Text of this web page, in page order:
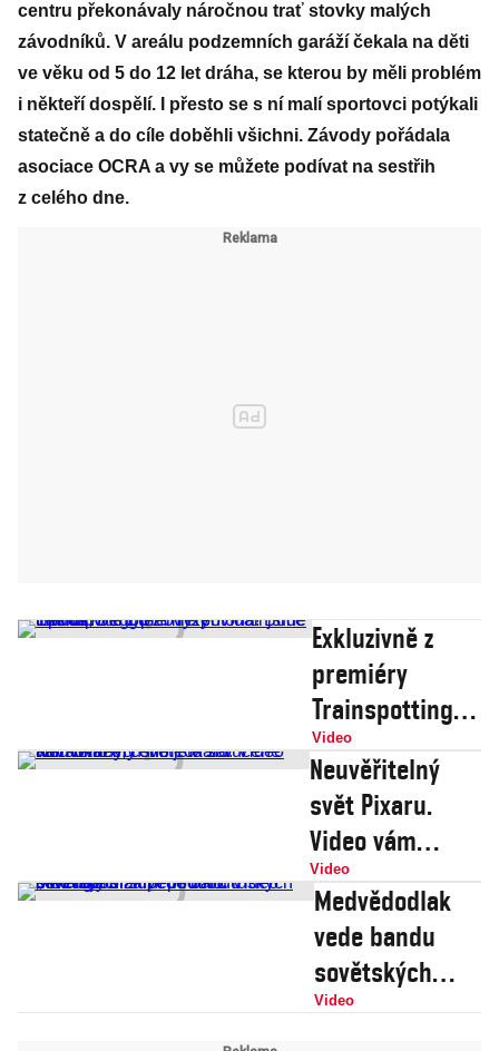
centru překonávaly náročnou trať stovky malých
závodníků. V areálu podzemních garáží čekala na děti
ve věku od 5 do 12 let dráha, se kterou by měli problém
i někteří dospělí. I přesto se s ní malí sportovci potýkali
statečně a do cíle doběhli všichni. Závody pořádala
asociace OCRA a vy se můžete podívat na sestřih
z celého dne.
Exkluzivně z
premiéry
Trainspottingu
2: Vyzpovídali
jsme Spuda,
Begbieho i
Rentona! Bude
třetí díl?
Video
Neuvěřitelný
svět Pixaru.
Video vám
ukáže, čeho jste
si v
animovaných
filmech
zaručeně
Video
Medvědodlak
vede bandu
sovětských
superhrdinů.
Video